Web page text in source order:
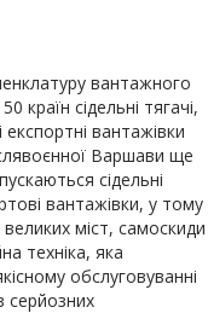
вантажного
сідельні тягачі,
вантажівки
Варшави ще
сідельні
вантажівки, у тому
міст, самоскиди
техніка, яка
обслуговуванні
серйозних